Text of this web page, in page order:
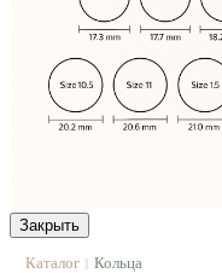
Закрыть
Каталог | Кольца